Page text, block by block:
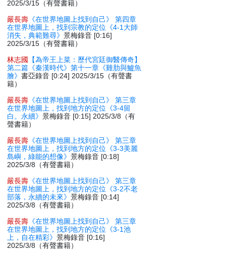
2025/3/15（有聲書籍）
嚴長壽 《在世界地圖上找到自己》 第四章
在世界地圖上，找到宗教的定位《4-1大師
消失，典範難尋》景梅錄音 [0:16]
2025/3/15（有聲書籍）
林志國
【為帝王上菜：歷代宮廷御醫傳奇】
第二篇《秦漢時代》第十一章《雞肋與鱸魚
膾》書亞錄音 [0:24] 2025/3/15（有聲書
籍）
嚴長壽 《在世界地圖上找到自己》 第三章
在世界地圖上，找到地方的定位《3-4留
白。永續》景梅錄音 [0:15] 2025/3/8（有
聲書籍）
嚴長壽 《在世界地圖上找到自己》 第三章
在世界地圖上，找到地方的定位《3-3美麗
島嶼，綠能的想像》景梅錄音 [0:18]
2025/3/8（有聲書籍）
嚴長壽 《在世界地圖上找到自己》 第三章
在世界地圖上，找到地方的定位《3-2不老
部落，永續的未來》景梅錄音 [0:14]
2025/3/8（有聲書籍）
嚴長壽 《在世界地圖上找到自己》 第三章
在世界地圖上，找到地方的定位《3-1池
上，自在精彩》景梅錄音 [0:16]
2025/3/8（有聲書籍）